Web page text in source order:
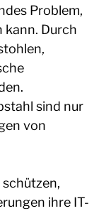
Problem,
kann. Durch
sind nur
von
ihre IT-